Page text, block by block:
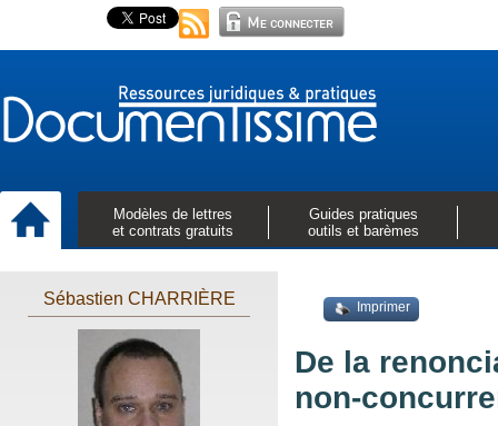
Modèles de lettres
et contrats gratuits
Guides pratiques
outils et barèmes
Sébastien CHARRIÈRE Imprimer
De la
non-